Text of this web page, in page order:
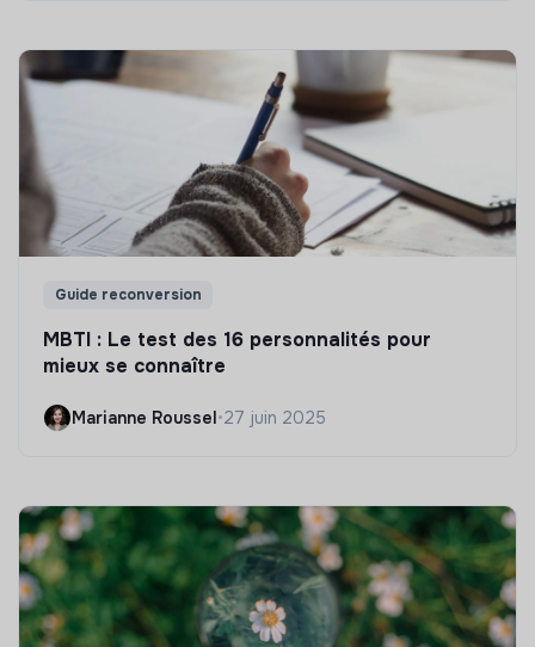
Guide reconversion
MBTI : Le test des 16 personnalités pour
mieux se connaître
Marianne Roussel•27 juin 2025